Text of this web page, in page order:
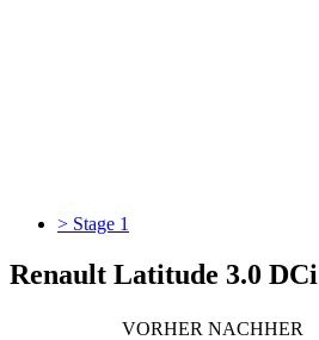
> Stage 1
Renault Latitude 3.0 DCi
VORHER NACHHER